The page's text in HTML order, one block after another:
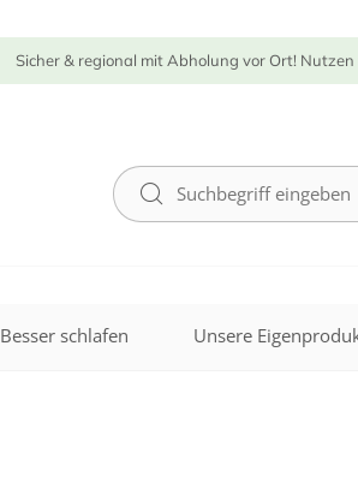
Sicher & regional mit Abholung vor Ort!
Besser schlafen Unsere